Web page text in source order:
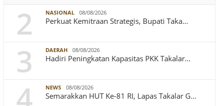
2 NASIONAL 08/08/2026
Perkuat Kemitraan Strategis, Bupati Taka…
3 DAERAH 08/08/2026
Hadiri Peningkatan Kapasitas PKK Takalar…
NEWS 08/08/2026
Semarakkan HUT Ke-81 RI, Lapas Takalar G…